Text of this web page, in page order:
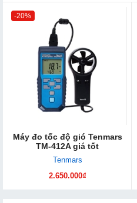
-20%
Máy đo tốc độ gió Tenmars
TM-412A giá tốt
Tenmars
2.650.000₫